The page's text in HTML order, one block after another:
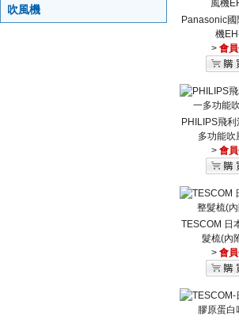
吹風機
Panasonic
機
>會
PHILIPS飛
多功能吹
>會
TESCOM 日
髮梳(內
>會